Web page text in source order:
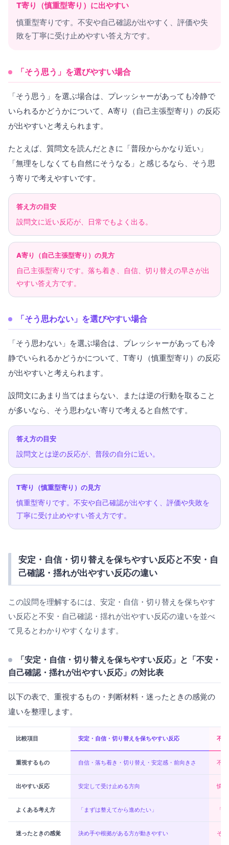
T寄り（慎重型寄り）に出やすい
慎重型寄りです。不安や自己確認が出やすく、評価や失
敗を丁寧に受け止めやすい答え方です。
「そう思う」を選びやすい場合
「そう思う」を選ぶ場合は、プレッシャーがあっても冷静で
いられるかどうかについて、A寄り（自己主張型寄り）の反応
が出やすいと考えられます。
たとえば、質問文を読んだときに「普段からかなり近い」
「無理をしなくても自然にそうなる」と感じるなら、そう思
う寄りで考えやすいです。
答え方の目安
設問文に近い反応が、日常でもよく出る。
A寄り（自己主張型寄り）の見方
自己主張型寄りです。落ち着き、自信、切り替えの早さが出
やすい答え方です。
「そう思わない」を選びやすい場合
「そう思わない」を選ぶ場合は、プレッシャーがあっても冷
静でいられるかどうかについて、T寄り（慎重型寄り）の反応
が出やすいと考えられます。
設問文にあまり当てはまらない、または逆の行動を取ること
が多いなら、そう思わない寄りで考えると自然です。
答え方の目安
設問文とは逆の反応が、普段の自分に近い。
T寄り（慎重型寄り）の見方
慎重型寄りです。不安や自己確認が出やすく、評価や失敗を
丁寧に受け止めやすい答え方です。
安定・自信・切り替えを保ちやすい反応と不安・自
己確認・揺れが出やすい反応の違い
この設問を理解するには、安定・自信・切り替えを保ちやす
い反応と不安・自己確認・揺れが出やすい反応の違いを並べ
て見るとわかりやすくなります。
「安定・自信・切り替えを保ちやすい反応」と「不安・
自己確認・揺れが出やすい反応」の対比表
以下の表で、重視するもの・判断材料・迷ったときの感覚の
違いを整理します。
比較項目 安定・自信・切り替えを保ちやすい反応 不
重視するもの 自信・落ち着き・切り替え・安定感・前向きさ 不
出やすい反応 安定して受け止める方向 慎
よくある考え方 「まずは整えてから進めたい」 「
迷ったときの感覚 決め手や根拠がある方が動きやすい そ